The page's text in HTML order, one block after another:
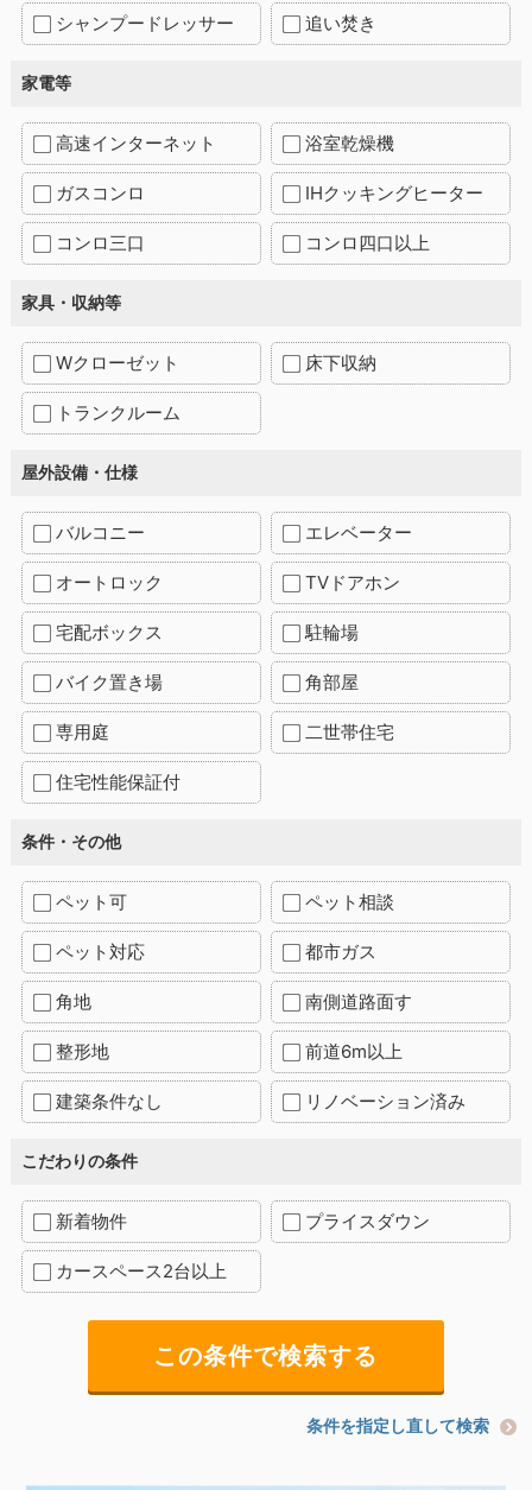
シャンプードレッサー 追い焚き
家電等
高速インターネット 浴室乾燥機
ガスコンロ IHクッキングヒーター
コンロ三口 コンロ四口以上
家具・収納等
Wクローゼット 床下収納
トランクルーム
屋外設備・仕様
バルコニー エレベーター
オートロック TVドアホン
宅配ボックス 駐輪場
バイク置き場 角部屋
専用庭 二世帯住宅
住宅性能保証付
条件・その他
ペット可 ペット相談
ペット対応 都市ガス
角地 南側道路面す
整形地 前道6m以上
建築条件なし リノベーション済み
こだわりの条件
新着物件 プライスダウン
カースペース2台以上
条件を指定し直して検索